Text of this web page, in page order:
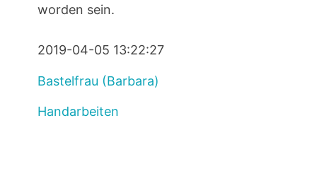
worden sein.
2019-04-05 13:22:27
Bastelfrau (Barbara)
Handarbeiten